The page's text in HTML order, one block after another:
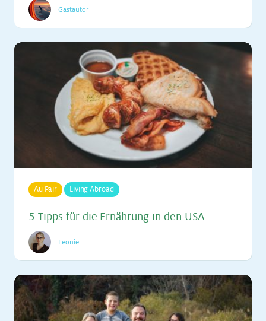
Gastautor
Au Pair Living Abroad
5 Tipps für die Er­näh­rung in den USA
Leonie